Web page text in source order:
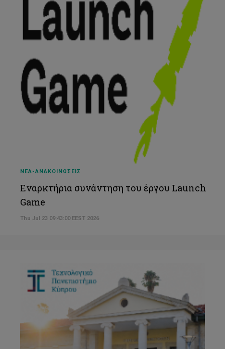
ΝΕΑ-ΑΝΑΚΟΙΝΩΣΕΙΣ
Εναρκτήρια συνάντηση του έργου Launch
Game
Thu Jul 23 09:43:00 EEST 2026